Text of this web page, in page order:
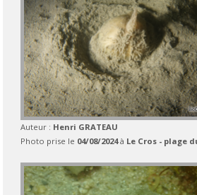
Auteur : Henri GRATEAU
Photo prise le 04/08/2024à Le Cros - plage